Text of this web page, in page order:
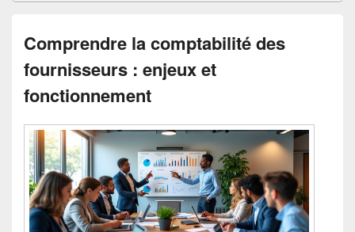
Comprendre la comptabilité des
fournisseurs : enjeux et
fonctionnement